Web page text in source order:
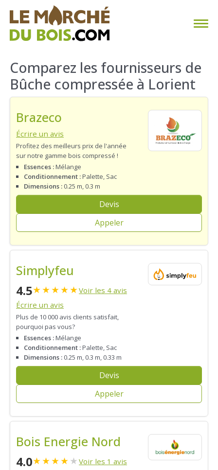
CHAUFFAGE AU BOIS
FAQ
TROUVER SON FOURNISSEUR
BLOG
ESPACE PRO
Comparez les fournisseurs de
Bûche compressée à Lorient
Brazeco
Écrire un avis
Profitez des meilleurs prix de l'année
sur notre gamme bois compressé !
Essences :Mélange
Conditionnement :Palette, Sac
Dimensions : 0.25 m, 0.3 m
Devis
Appeler
Simplyfeu
4.5★★★★★Voir les 4 avis
Écrire un avis
Plus de 10 000 avis clients satisfait,
pourquoi pas vous?
Essences :Mélange
Conditionnement :Palette, Sac
Dimensions : 0.25 m, 0.3 m, 0.33 m
Devis
Appeler
Bois Energie Nord
4.0★★★★★ Voir les 1 avis